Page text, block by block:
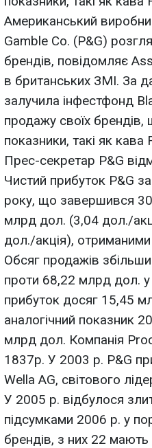
Американський виробник
Gamble Co. (P&G)
брендів, повідомляє
в британських ЗМІ. За
залучила інфестфонд
продажу своїх брендів,
показники, такі як кава
Прес-секретар P&G
Чистий прибуток P&G
року, що завершився
млрд дол. (3,04 дол./
дол./акція),
Обсяг продажів
проти 68,22 млрд дол. у
прибуток досяг 15,45
аналогічний показник
млрд дол. Компанія
1837р. У 2003 р. P&G
Wella AG, світового
У 2005 р. відбулося
підсумками 2006 р. у
брендів, з них 22